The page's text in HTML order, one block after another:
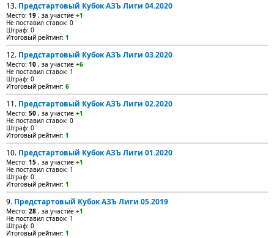
13. Предстартовый Кубок АЗЪ Лиги 04.2020
Место: 19 , за участие +1
Не поставил ставок: 0
Штраф: 0
Итоговый рейтинг: 1
12. Предстартовый Кубок АЗЪ Лиги 03.2020
Место: 10 , за участие +6
Не поставил ставок: 1
Штраф: 0
Итоговый рейтинг: 6
11. Предстартовый Кубок АЗЪ Лиги 02.2020
Место: 50 , за участие +1
Не поставил ставок: 0
Штраф: 0
Итоговый рейтинг: 1
10. Предстартовый Кубок АЗЪ Лиги 01.2020
Место: 15 , за участие +1
Не поставил ставок: 1
Штраф: 0
Итоговый рейтинг: 1
9. Предстартовый Кубок АЗЪ Лиги 05.2019
Место: 28 , за участие +1
Не поставил ставок: 1
Штраф: 0
Итоговый рейтинг: 1